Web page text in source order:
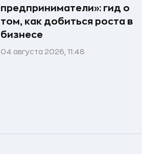
предприниматели»: гид о
том, как добиться роста в
бизнесе
04 августа 2026, 11:48